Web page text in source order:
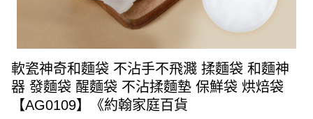
軟瓷神奇和麵袋 不沾手不飛濺 揉麵袋 和麵神
器 發麵袋 醒麵袋 不沾揉麵墊 保鮮袋 烘焙袋
【AG0109】《約翰家庭百貨